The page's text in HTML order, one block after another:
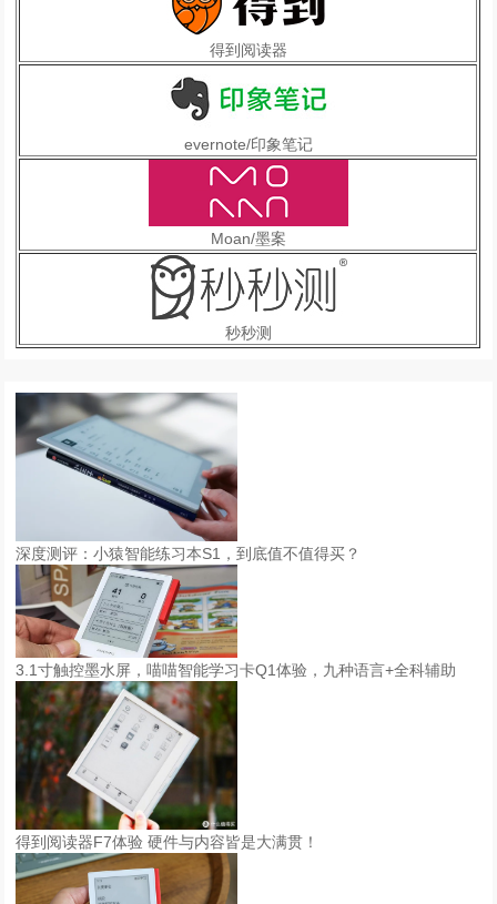
得到阅读器
evernote/印象笔记
Moan/墨案
秒秒测
深度测评：小猿智能练习本S1，到底值不值得买？
3.1寸触控墨水屏，喵喵智能学习卡Q1体验，九种语言+全科辅助
得到阅读器F7体验 硬件与内容皆是大满贯！